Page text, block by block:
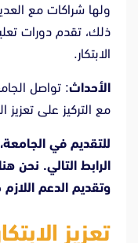
ولها شراكات مع
ذلك، تقدم دورات
الابتكار.
الأحداث: تواصل
مع التركيز على تعزيز
للتقديم في
الرابط التالي. نحن
وتقديم الدعم
تعزيز